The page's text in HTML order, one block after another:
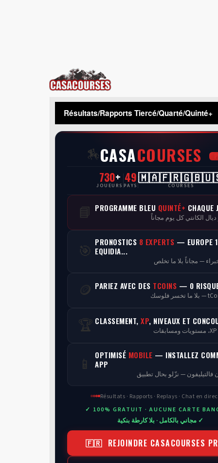
CasaCourses
Résultats/Rapports Tiercé/Quarté/Quinté+
🏇CASACOURSES
730+
JOUEURS
49
PAYS COURSES
📘 PROGRAMME BLEU QUINTÉ+ CHAQUE
ديال الكانتي كل يوم مجاناً
🎯 PRONOSTICS 8 EXPERTS — EUROPE
EQUIDIA...
🪙 PARIEZ AVEC DES TCOINS — 0
🏆 CLASSEMENT, XP, NIVEAUX ET
📱 OPTIMISÉ MOBILE — INSTALLEZ
APP
فالتيليفون — نزّلو بحال تطبيق
Résultats · Rapports · Replays · Chat en
✓ 100% GRATUIT · AUCUNE CARTE
✓ مجاني بالكامل · بلا كارطة بنكية
🇫🇷 REJOINDRE CASACOURSES